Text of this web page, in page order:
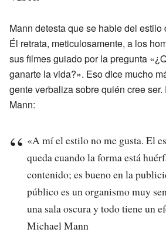
Mann detesta que se hable del estilo
Él retrata, meticulosamente, a los
sus filmes guiado por la pregunta
ganarte la vida?». Eso dice mucho
gente verbaliza sobre quién cree
Mann:
«A mí el estilo no me gusta. El
queda cuando la forma está
contenido; es bueno en la
público es un organismo muy
una sala oscura y todo tiene un
Michael Mann